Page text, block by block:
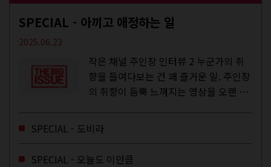
SPECIAL - 아끼고 애정하는 일
2025.06.23
작은 채널 주인장 인터뷰 2 누군가의 취
향을 들여다보는 건 꽤 즐거운 일. 주인장
의 취향이 듬뿍 느껴지는 영상을 오랜 시
에 스며드는 경험을 하기도 한다. 좀처럼
듣지 않던 장르의 노래를...
SPECIAL - 도비라
SPECIAL - 오늘도 이만큼